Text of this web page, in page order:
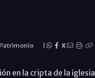
Patrimonio X
en la cripta de la